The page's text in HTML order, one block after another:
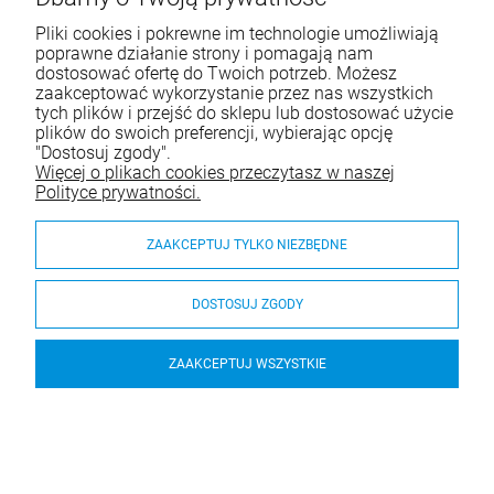
BESTSELLERY
MATA PODKŁADKA OCHRONNA NA BURKO
POD WYMIAR 100cm²
1,00 zł
szt.
DO KOSZYKA
Pliki cookies i pokrewne im technologie umożliwiają
poprawne działanie strony i pomagają nam
dostosować ofertę do Twoich potrzeb. Możesz
zaakceptować wykorzystanie przez nas wszystkich
tych plików i przejść do sklepu lub dostosować użycie
plików do swoich preferencji, wybierając opcję
"Dostosuj zgody".
Więcej o plikach cookies przeczytasz w naszej
Polityce prywatności.
ZAAKCEPTUJ TYLKO NIEZBĘDNE
DOSTOSUJ ZGODY
ZAAKCEPTUJ WSZYSTKIE